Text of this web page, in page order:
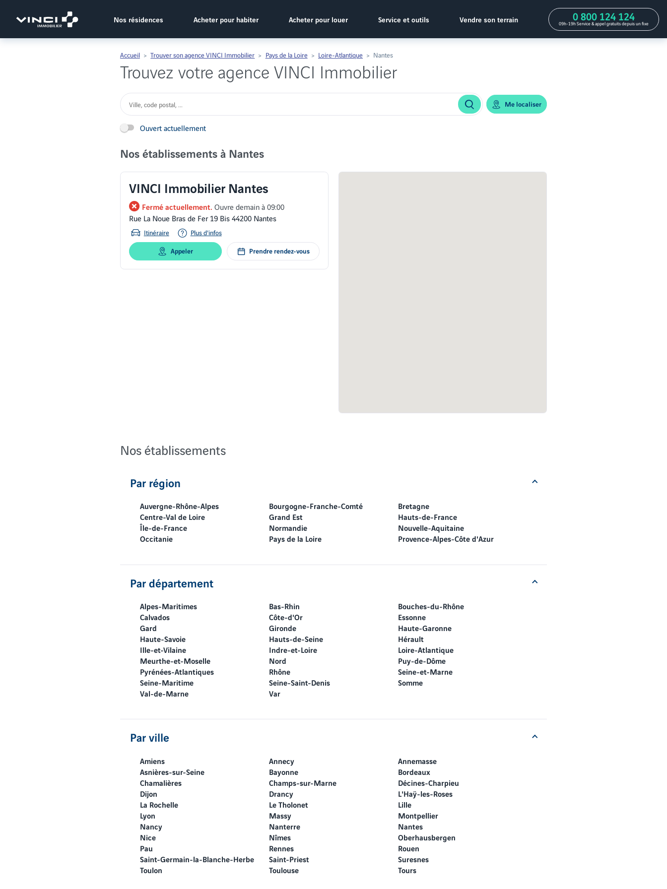
Nos résidences Acheter pour habiter Acheter pour louer Service et outils Vendre son terrain 0 800 124 124
09h-19h Service & appel gratuits depuis un fixe
Accueil Trouver son agence VINCI Immobilier Pays de la Loire Loire-Atlantique Nantes
Trouvez votre agence VINCI Immobilier
Me localiser
Ouvert actuellement
Nos établissements à Nantes
VINCI Immobilier Nantes
Fermé actuellement. Ouvre demain à 09:00
Rue La Noue Bras de Fer 19 Bis 44200 Nantes
Itinéraire
Plus d'infos
Appeler
Prendre rendez-vous
Nos établissements
Par région
Auvergne-Rhône-Alpes Bourgogne-Franche-Comté
Bretagne
Centre-Val de Loire
Grand Est
Hauts-de-France
Île-de-France
Normandie
Nouvelle-Aquitaine
Occitanie
Pays de la Loire Provence-Alpes-Côte d'Azur
Par département
Alpes-Maritimes Bas-Rhin
Bouches-du-Rhône
Calvados
Côte-d'Or
Essonne
Gard
Gironde
Haute-Garonne
Haute-Savoie
Hauts-de-Seine
Hérault
Ille-et-Vilaine
Indre-et-Loire
Loire-Atlantique
Meurthe-et-Moselle
Nord
Puy-de-Dôme
Pyrénées-Atlantiques
Rhône
Seine-et-Marne
Seine-Maritime
Seine-Saint-Denis
Somme
Val-de-Marne
Var
Par ville
Amiens Annecy
Annemasse
Asnières-sur-Seine
Bayonne
Bordeaux
Chamalières
Champs-sur-Marne
Décines-Charpieu
Dijon
Drancy
L'Haÿ-les-Roses
La Rochelle
Le Tholonet
Lille
Lyon
Massy
Montpellier
Nancy
Nanterre
Nantes
Nice
Nîmes
Oberhausbergen
Pau
Rennes
Rouen
Saint-Germain-la-Blanche-Herbe
Saint-Priest
Suresnes
Toulon
Toulouse Tours